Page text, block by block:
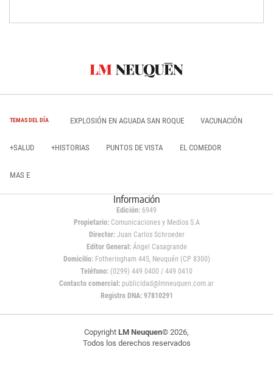
TEMAS DEL DÍA EXPLOSIÓN EN AGUADA SAN ROQUE VACUNACIÓN
+SALUD +HISTORIAS PUNTOS DE VISTA EL COMEDOR
MAS E
Información
Edición: 6949
Propietario:Comunicaciones y Medios S.A
Director: Juan Carlos Schroeder
Editor General:Ángel Casagrande
Domicilio:Fotheringham 445, Neuquén (CP 8300)
Teléfono: (0299) 449 0400 / 449 0410
Contacto comercial: publicidad@lmneuquen.com.ar
Registro DNA: 97810291
Copyright LM Neuquen© 2026,
Todos los derechos reservados